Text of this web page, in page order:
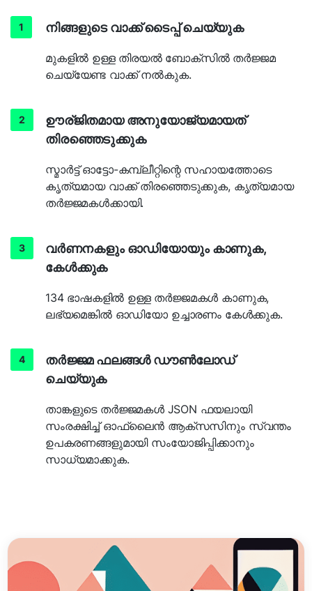
നിങ്ങളുടെ വാക്ക് ടൈപ്പ് ചെയ്യുക
മുകളിൽ ഉള്ള തിരയൽ ബോക്സിൽ തർജ്ജമ
ചെയ്യേണ്ട വാക്ക് നൽകുക.
ഊര്ജിതമായ അനുയോജ്യമായത്
തിരഞ്ഞെടുക്കുക
സ്മാർട്ട് ഓട്ടോ-കമ്പ്ലീറ്റിന്റെ സഹായത്തോടെ
കൃത്യമായ വാക്ക് തിരഞ്ഞെടുക്കുക, കൃത്യമായ
തർജ്ജമകൾക്കായി.
വർണനകളും ഓഡിയോയും കാണുക,
കേൾക്കുക
134 ഭാഷകളിൽ ഉള്ള തർജ്ജമകൾ കാണുക,
ലഭ്യമെങ്കിൽ ഓഡിയോ ഉച്ചാരണം കേൾക്കുക.
തർജ്ജമ ഫലങ്ങൾ ഡൗൺലോഡ്
ചെയ്യുക
താങ്കളുടെ തർജ്ജമകൾ JSON ഫയലായി
സംരക്ഷിച്ച് ഓഫ്‌ലൈൻ ആക്‌സസിനും സ്വന്തം
ഉപകരണങ്ങളുമായി സംയോജിപ്പിക്കാനും
സാധ്യമാക്കുക.